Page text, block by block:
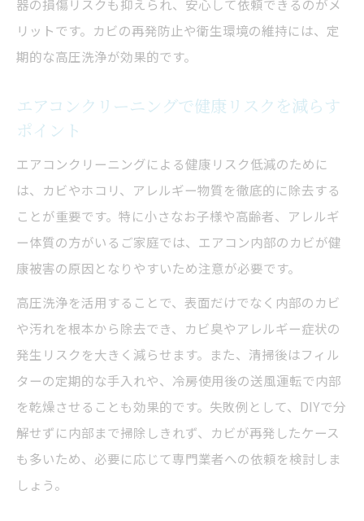
器の損傷リスクも抑えられ、安心して依頼できるのがメ
リットです。カビの再発防止や衛生環境の維持には、定
期的な高圧洗浄が効果的です。
エアコンクリーニングで健康リスクを減らす
ポイント
エアコンクリーニングによる健康リスク低減のために
は、カビやホコリ、アレルギー物質を徹底的に除去する
ことが重要です。特に小さなお子様や高齢者、アレルギ
ー体質の方がいるご家庭では、エアコン内部のカビが健
康被害の原因となりやすいため注意が必要です。
高圧洗浄を活用することで、表面だけでなく内部のカビ
や汚れを根本から除去でき、カビ臭やアレルギー症状の
発生リスクを大きく減らせます。また、清掃後はフィル
ターの定期的な手入れや、冷房使用後の送風運転で内部
を乾燥させることも効果的です。失敗例として、DIYで分
解せずに内部まで掃除しきれず、カビが再発したケース
も多いため、必要に応じて専門業者への依頼を検討しま
しょう。